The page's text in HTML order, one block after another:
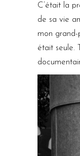
C’était la
de sa vie
mon
était seule.